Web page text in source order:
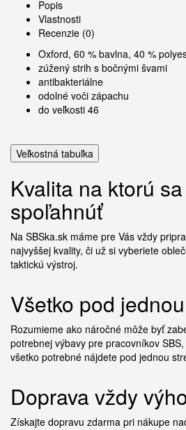
Popis
Vlastnosti
Recenzie (0)
Oxford, 60 % bavlna, 40 %
zúžený strih s bočnými švami
antibakteriálne
odolné voči zápachu
do veľkosti 46
Veľkostná tabuľka
Kvalita na ktorú
spoľahnúť
Na SBSka.sk máme pre Vás vždy
najvyššej kvality, či už si vyberiete
taktickú výstroj.
Všetko pod
Rozumieme ako náročné môže byť
potrebnej výbavy pre pracovníkov
všetko potrebné nájdete pod jednou
Doprava vždy
Získajte dopravu zdarma pri nákupe